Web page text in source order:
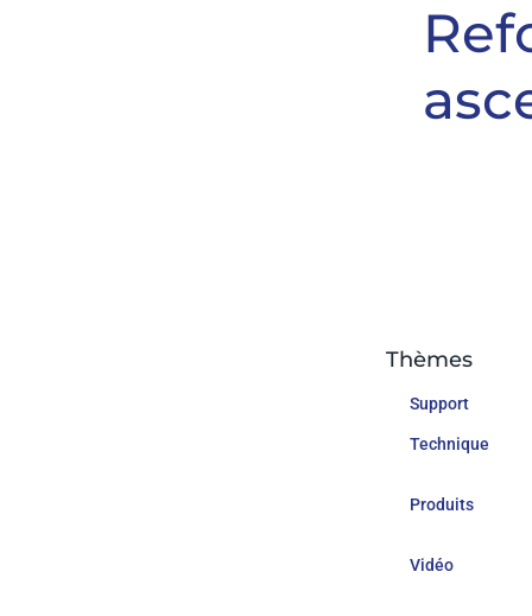
Thèmes
Support
Technique
Produits
Vidéo